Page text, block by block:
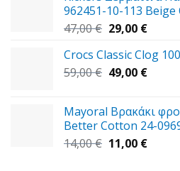
30,00
962451-10-113 Beige
47,00€ Original
was:
47,00 €.
29,00 €Η
τιμή
είναι:
Crocs Classic Clog
59,00€ Original
59,00 €.
49,00 €Η
είναι:
49,00
Mayoral Βρακάκι
Better Cotton 24-
14,00€ Original
11,00 €Η